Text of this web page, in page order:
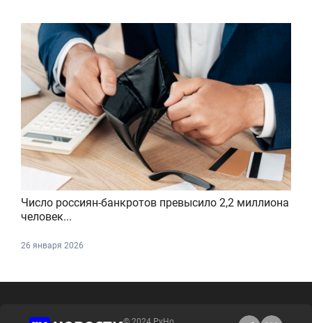
Число россиян-банкротов превысило 2,2 миллиона
человек...
26 января 2026